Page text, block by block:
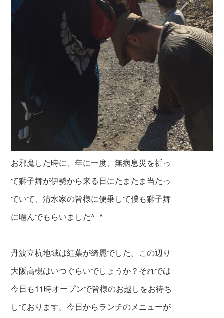
お邪魔した時に、年に一度、無病息災を祈っ
て獅子舞が伊勢から来る日にたまたま当たっ
ていて、清水家の皆様に便乗して僕も獅子舞
に噛んでもらいました^_^
丹波立杭地域は紅葉が綺麗でした。この辺り
大阪高槻はいつぐらいでしょうか？それでは
今日も11時オープンで皆様のお越しをお待ち
しております。今日からランチのメニューが